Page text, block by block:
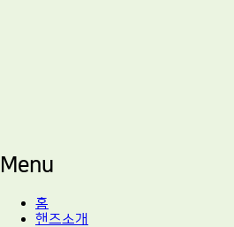
Menu
Skip
홈
핸즈소개